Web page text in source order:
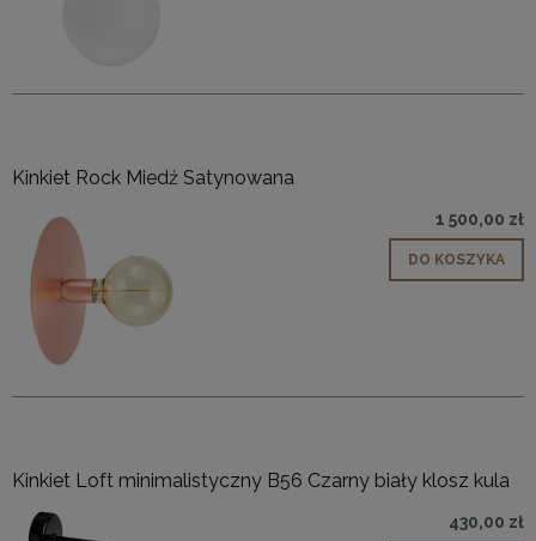
Kinkiet Rock Miedź Satynowana
1 500,00 zł
DO KOSZYKA
Kinkiet Loft minimalistyczny B56 Czarny biały klosz kula
430,00 zł